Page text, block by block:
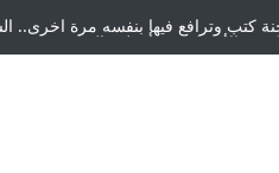
فيها بنفسه مرة اخرى.. الشيخ
، فأعطوه الجنسية عن يد وهم
صاغرون،